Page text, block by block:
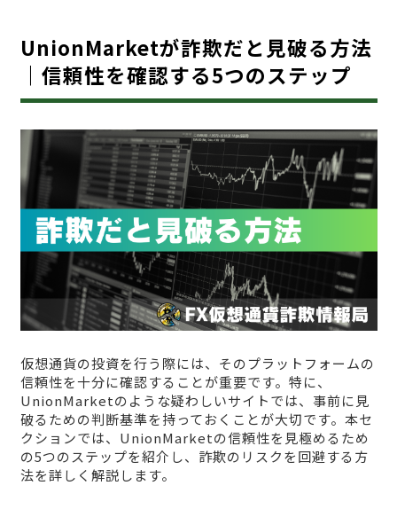
UnionMarketが詐欺だと見破る方法
｜信頼性を確認する5つのステップ
仮想通貨の投資を行う際には、そのプラットフォームの
信頼性を十分に確認することが重要です。特に、
UnionMarketのような疑わしいサイトでは、事前に見
破るための判断基準を持っておくことが大切です。本セ
クションでは、UnionMarketの信頼性を見極めるため
の5つのステップを紹介し、詐欺のリスクを回避する方
法を詳しく解説します。